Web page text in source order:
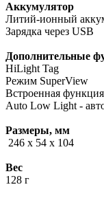
Аккумулятор
Литий-ионный
Зарядка через USB
Дополнительные
HiLight Tag
Режим SuperView
Встроенная
Auto Low Light -
Размеры, мм
246 x 54 х 104
Вес
128 г